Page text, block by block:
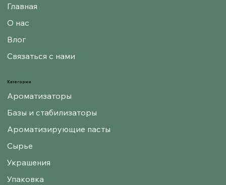
Категории
Ароматизаторы
Базы и стабилизаторы
Ароматизирующие пасты
Сырье
Украшения
Упаковка
Главная
О нас
Влог
Связаться с нами